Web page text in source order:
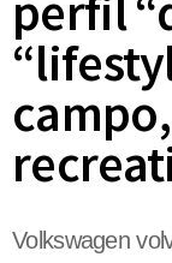
Volkswagen